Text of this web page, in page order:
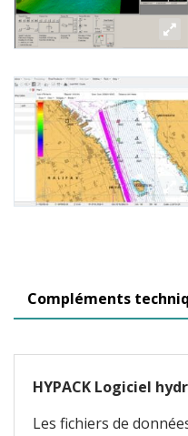
Compléments
HYPACK Logiciel
Les fichiers de